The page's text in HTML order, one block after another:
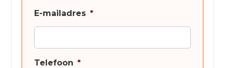
E-mailadres *
Telefoon *